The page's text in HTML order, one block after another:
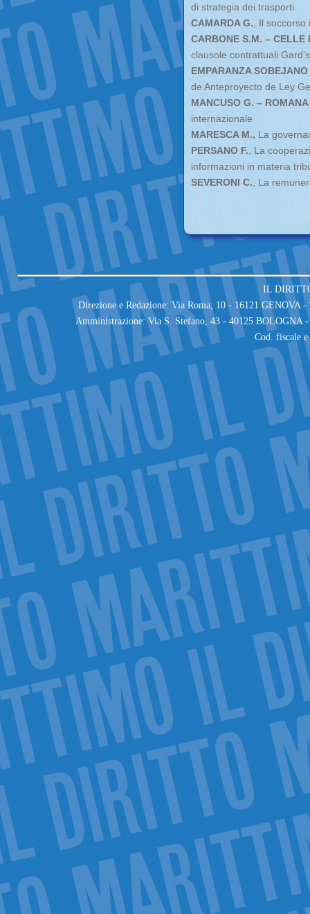
di strategia dei trasporti
CAMARDA G. , Il
CARBONE S.M. – CELLE
clausole contrattuali
EMPARANZA
de Anteproyecto de Ley
MANCUSO G. – ROMANA
internazionale
MARESCA M., La
PERSANO F. , La
informazioni in materia
SEVERONI C. , La
IL
Direzione e Redazione: Via Roma, 10 - 16121
Amministrazione: Via S. Stefano, 43 - 40125
Cod. fiscale